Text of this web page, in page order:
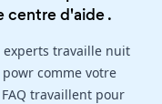
centre d'aide.
travaille nuit
comme votre
travaillent pour